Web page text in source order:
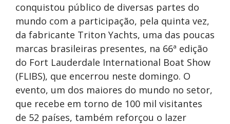
conquistou público de diversas partes do
mundo com a participação, pela quinta vez,
da fabricante Triton Yachts, uma das poucas
marcas brasileiras presentes, na 66ª edição
do Fort Lauderdale International Boat Show
(FLIBS), que encerrou neste domingo. O
evento, um dos maiores do mundo no setor,
que recebe em torno de 100 mil visitantes
de 52 países, também reforçou o lazer